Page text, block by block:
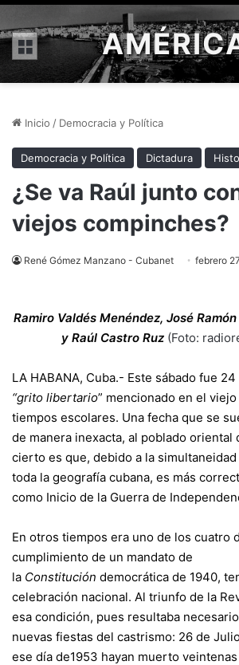
Menú
Inicio / Democracia y Política
Democracia y Política Dictadura
¿Se va Raúl junto
viejos compinches?
René Gómez Manzano - Cubanet febrero
Ramiro Valdés Menéndez, José
y Raúl Castro Ruz (Foto:
LA HABANA, Cuba.- Este sábado fue
“grito libertario” mencionado en el
tiempos escolares. Una fecha que se
de manera inexacta, al poblado oriental
cierto es que, debido a la
toda la geografía cubana, es más
como Inicio de la Guerra de
En otros tiempos era uno de los cuatro
cumplimiento de un mandato de
la Constitución democrática de 1940,
celebración nacional. Al triunfo de la
esa condición, pues resultaba
nuevas fiestas del castrismo: 26 de
ese día de1953 hayan muerto